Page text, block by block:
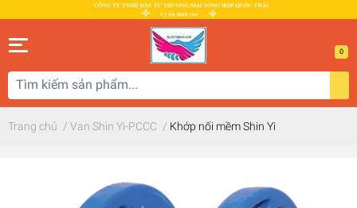
0
Trang chủ / Van Shin Yi-PCCC / Khớp nối mềm Shin Yi